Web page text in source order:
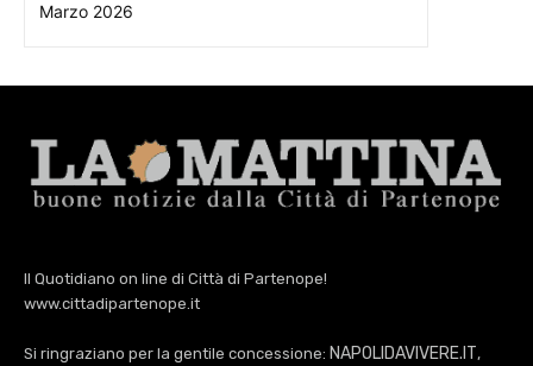
Marzo 2026
Il Quotidiano on line di Città di Partenope!
www.cittadipartenope.it
Si ringraziano per la gentile concessione: NAPOLIDAVIVERE.IT,